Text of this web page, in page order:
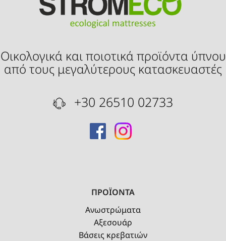
Οικολογικά και ποιοτικά προϊόντα ύπνου
από τους μεγαλύτερους κατασκευαστές
+30 26510 02733
ΠΡΟΪΟΝΤΑ
Ανωστρώματα
Αξεσουάρ
Βάσεις κρεβατιών